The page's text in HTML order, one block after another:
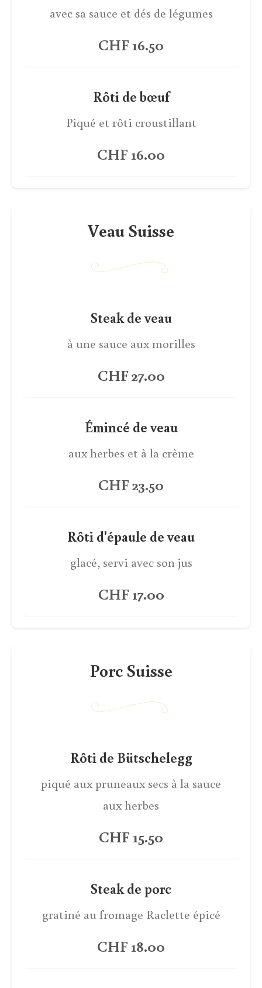
avec sa sauce et dés de légumes
CHF 16.50
Rôti de bœuf
Piqué et rôti croustillant
CHF 16.00
Veau Suisse
Steak de veau
à une sauce aux morilles
CHF 27.00
Émincé de veau
aux herbes et à la crème
CHF 23.50
Rôti d'épaule de veau
glacé, servi avec son jus
CHF 17.00
Porc Suisse
Rôti de Bütschelegg
piqué aux pruneaux secs à la sauce
aux herbes
CHF 15.50
Steak de porc
gratiné au fromage Raclette épicé
CHF 18.00